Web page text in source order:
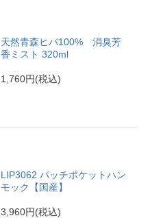
天然青森ヒバ100% 消臭芳
香ミスト 320ml
1,760円(税込)
LIP3062 パッチポケットハン
モック【国産】
3,960円(税込)